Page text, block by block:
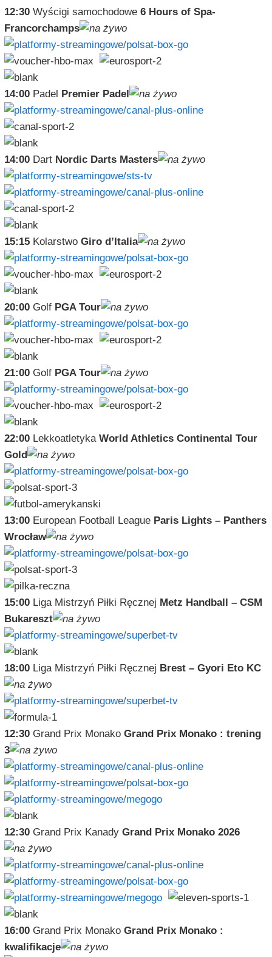
12:30Wyścigi samochodowe 6 Hours of Spa-
Francorchamps
14:00Padel Premier Padel
14:00Dart Nordic Darts Masters
15:15Kolarstwo Giro d’Italia
20:00Golf PGA Tour
21:00Golf PGA Tour
22:00Lekkoatletyka World Athletics Continental Tour
Gold
13:00European Football League Paris Lights – Panthers
Wrocław
15:00Liga Mistrzyń Piłki Ręcznej Metz Handball – CSM
Bukareszt
18:00Liga Mistrzyń Piłki Ręcznej Brest – Gyori Eto KC
12:30Grand Prix Monako Grand Prix Monako : trening
3
12:30Grand Prix Kanady Grand Prix Monako 2026
16:00Grand Prix Monako Grand Prix Monako :
kwalifikacje